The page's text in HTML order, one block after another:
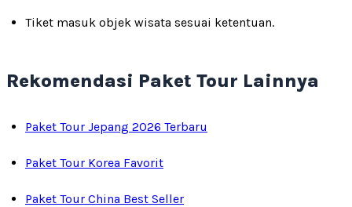
Tiket masuk objek wisata sesuai ketentuan.
Rekomendasi Paket Tour Lainnya
Paket Tour Jepang 2026 Terbaru
Paket Tour Korea Favorit
Paket Tour China Best Seller